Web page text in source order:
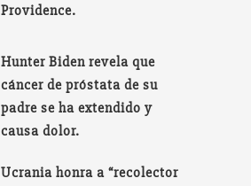
Providence.
Hunter Biden revela que
cáncer de próstata de su
padre se ha extendido y
causa dolor.
Ucrania honra a “recolector